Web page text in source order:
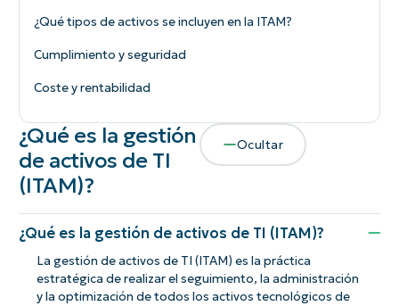
¿Qué tipos de activos se incluyen en la ITAM?
Cumplimiento y seguridad
Coste y rentabilidad
¿Qué es la gestión
de activos de TI
(ITAM)?
Ocultar
¿Qué es la gestión de activos de TI (ITAM)?
La gestión de activos de TI (ITAM) es la práctica
estratégica de realizar el seguimiento, la administración
y la optimización de todos los activos tecnológicos de